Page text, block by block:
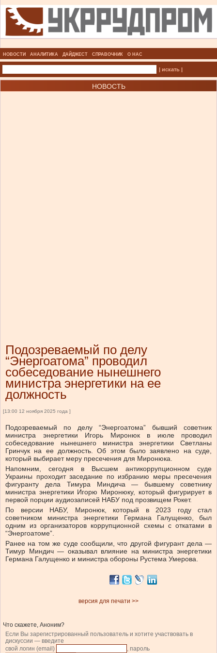
НОВОСТИ АНАЛИТИКА ДАЙДЖЕСТ СПРАВОЧНИК О НАС
| искать |
НОВОСТЬ
Подозреваемый по делу
“Энергоатома” проводил
собеседование нынешнего
министра энергетики на ее
должность
[13:00 12 ноября 2025 года ]
Подозреваемый по делу “Энергоатома” бывший советник
министра энергетики Игорь Миронюк в июле проводил
собеседование нынешнего министра энергетики Светланы
Гринчук на ее должность. Об этом было заявлено на суде,
который выбирает меру пресечения для Миронюка.
Напомним, сегодня в Высшем антикоррупционном суде
Украины проходит заседание по избранию меры пресечения
фигуранту дела Тимура Миндича — бывшему советнику
министра энергетики Игорю Миронюку, который фигурирует в
первой порции аудиозаписей НАБУ под прозвищем Рокет.
По версии НАБУ, Миронюк, который в 2023 году стал
советником министра энергетики Германа Галущенко, был
одним из организаторов коррупционной схемы с откатами в
“Энергоатоме”.
Ранее на том же суде сообщили, что другой фигурант дела —
Тимур Миндич — оказывал влияние на министра энергетики
Германа Галущенко и министра обороны Рустема Умерова.
версия для печати >>
Что скажете, Аноним?
Если Вы зарегистрированный пользователь и хотите участвовать в
дискуссии — введите
свой логин (email)
, пароль